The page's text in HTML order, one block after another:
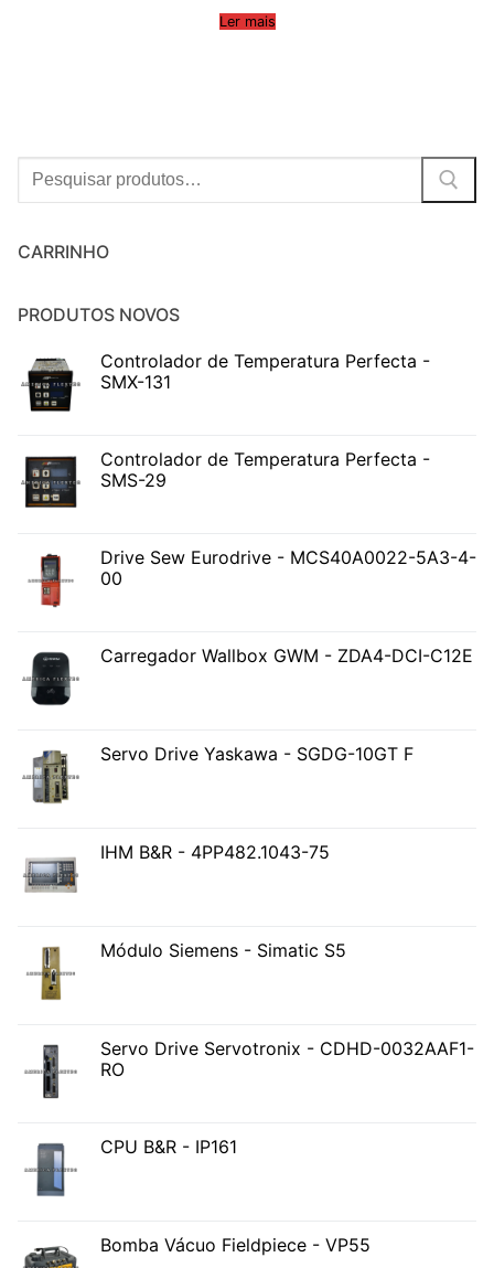
Ler mais
Procurar:
CARRINHO
PRODUTOS NOVOS
Controlador de Temperatura Perfecta -
SMX-131
Controlador de Temperatura Perfecta -
SMS-29
Drive Sew Eurodrive - MCS40A0022-5A3-4-
00
Carregador Wallbox GWM - ZDA4-DCI-C12E
Servo Drive Yaskawa - SGDG-10GT F
IHM B&R - 4PP482.1043-75
Módulo Siemens - Simatic S5
Servo Drive Servotronix - CDHD-0032AAF1-
RO
CPU B&R - IP161
Bomba Vácuo Fieldpiece - VP55